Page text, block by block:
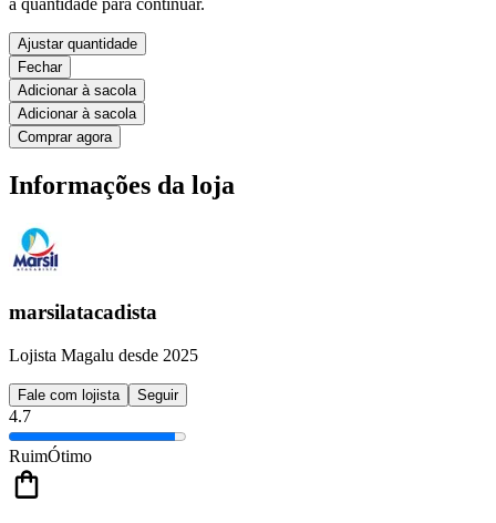
a quantidade para continuar.
Ajustar quantidade
Fechar
Adicionar à sacola
Adicionar à sacola
Comprar agora
Informações da loja
marsilatacadista
Lojista Magalu desde 2025
Fale com lojista Seguir
4.7
RuimÓtimo